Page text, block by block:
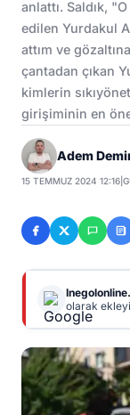
anlattı. Saldık,
edilen Yurdakul
attım ve
çantadan çıkan
kimlerin
girişiminin en
Adem
15 TEMMUZ 2024 12:16 |
olarak